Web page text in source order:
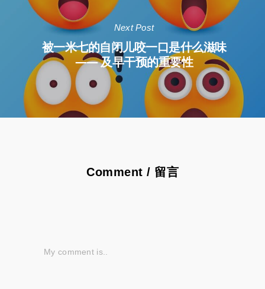
Next Post
被一米七的自闭儿咬一口是什么滋味
—— 及早干预的重要性
Comment / 留言
My comment is..